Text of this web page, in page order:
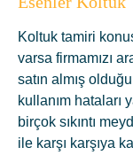
Koltuk tamiri
varsa firmamızı
satın almış
kullanım hataları
birçok sıkıntı
ile karşı karşıya